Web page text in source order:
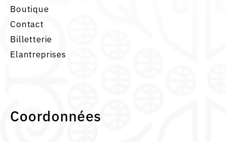
Boutique
Contact
Billetterie
Elantreprises
Coordonnées